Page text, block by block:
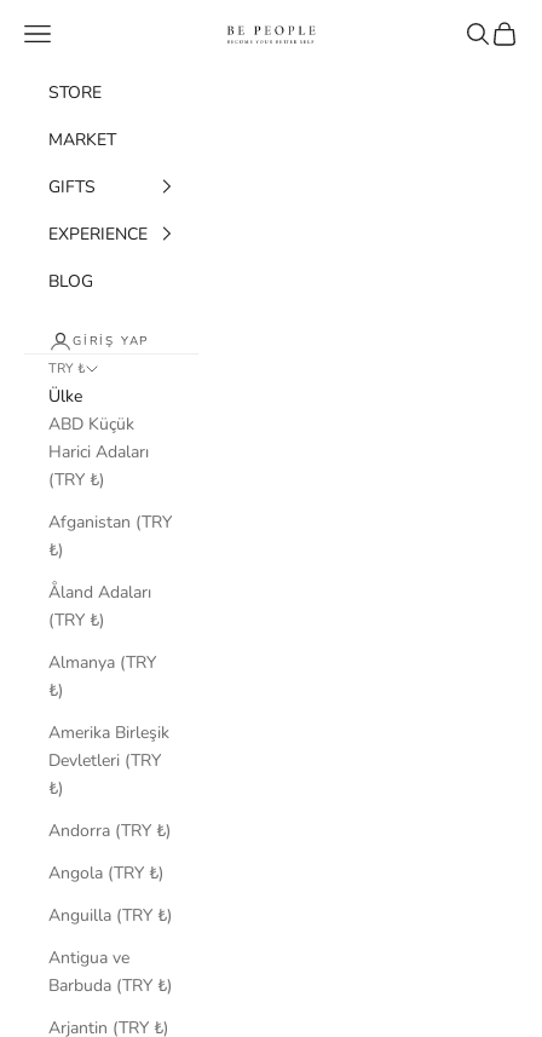
bepeople.co
Menü Ara Sepet
STORE
MARKET
GIFTS
EXPERIENCE
BLOG
GIRIŞ YAP
TRY ₺
Ülke
ABD Küçük
Harici Adaları
(TRY ₺)
Afganistan (TRY
₺)
Åland Adaları
(TRY ₺)
Almanya (TRY
₺)
Amerika Birleşik
Devletleri (TRY
₺)
Andorra (TRY ₺)
Angola (TRY ₺)
Anguilla (TRY ₺)
Antigua ve
Barbuda (TRY ₺)
Arjantin (TRY ₺)